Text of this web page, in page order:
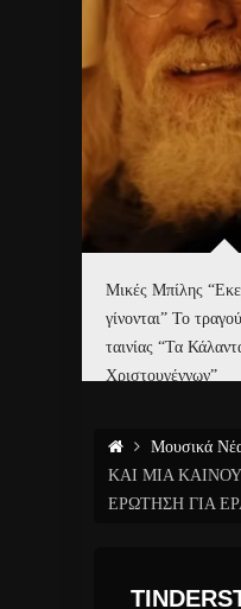
Μικές Μπίλης
γίνονται” Το
ταινίας “Τα
Χριστουγέννων”
Μουσικά
ΚΑΙ ΜΙΑ
ΕΡΩΤΗΣΗ ΓΙΑ